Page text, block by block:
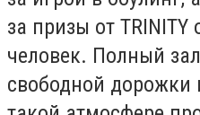
за призы от TRINITY
человек. Полный
свободной дорожки